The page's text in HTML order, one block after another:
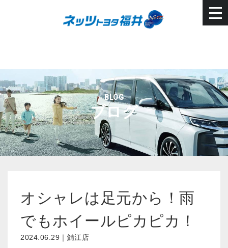
BLOG
ブログ
オシャレは足元から！雨
でもホイールピカピカ！
2024.06.29｜鯖江店